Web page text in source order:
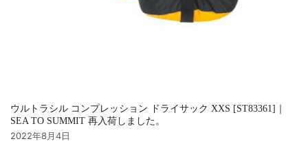
ウルトラシル コンプレッション ドライサック XXS [ST83361]｜
SEA TO SUMMIT 再入荷しました。
2022年8月4日